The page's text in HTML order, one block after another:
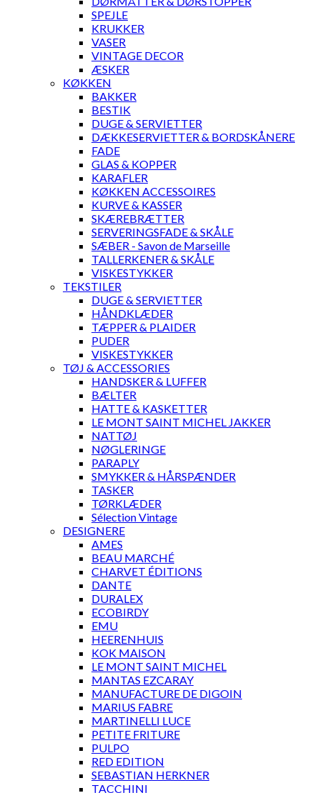
SPEJLE
KRUKKER
VASER
VINTAGE DECOR
ÆSKER
KØKKEN
BAKKER
BESTIK
DUGE & SERVIETTER
DÆKKESERVIETTER & BORDSKÅNERE
FADE
GLAS & KOPPER
KARAFLER
KØKKEN ACCESSOIRES
KURVE & KASSER
SKÆREBRÆTTER
SERVERINGSFADE & SKÅLE
SÆBER - Savon de Marseille
TALLERKENER & SKÅLE
VISKESTYKKER
TEKSTILER
DUGE & SERVIETTER
HÅNDKLÆDER
TÆPPER & PLAIDER
PUDER
VISKESTYKKER
TØJ & ACCESSORIES
HANDSKER & LUFFER
BÆLTER
HATTE & KASKETTER
LE MONT SAINT MICHEL JAKKER
NATTØJ
NØGLERINGE
PARAPLY
SMYKKER & HÅRSPÆNDER
TASKER
TØRKLÆDER
Sélection Vintage
DESIGNERE
AMES
BEAU MARCHÉ
CHARVET ÉDITIONS
DANTE
DURALEX
ECOBIRDY
EMU
HEERENHUIS
KOK MAISON
LE MONT SAINT MICHEL
MANTAS EZCARAY
MANUFACTURE DE DIGOIN
MARIUS FABRE
MARTINELLI LUCE
PETITE FRITURE
PULPO
RED EDITION
SEBASTIAN HERKNER
TACCHINI